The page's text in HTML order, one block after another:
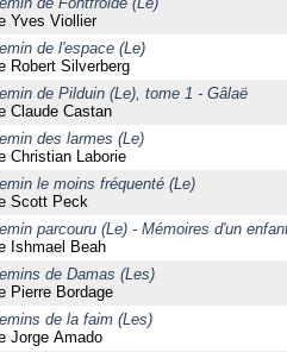
Yves Viollier
de l'espace (Le)
Robert Silverberg
de Pilduin (Le), tome 1 - Gâlaë
Claude Castan
des larmes (Le)
Christian Laborie
le moins fréquenté (Le)
Scott Peck
parcouru (Le) - Mémoires d'un
Ishmael Beah
de Damas (Les)
Pierre Bordage
de la faim (Les)
Jorge Amado